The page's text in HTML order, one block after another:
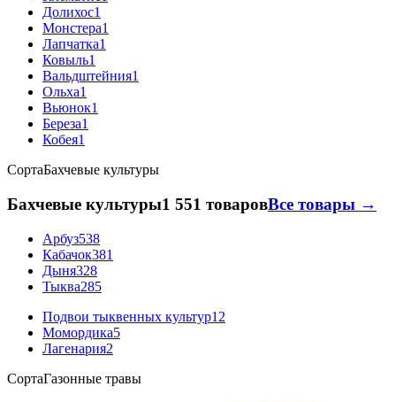
Долихос1
Монстера1
Лапчатка1
Ковыль1
Вальдштейния1
Ольха1
Вьюнок1
Береза1
Кобея1
СортаБахчевые культуры
Бахчевые культуры1 551 товаровВсе товары →
Арбуз538
Кабачок381
Дыня328
Тыква285
Подвои тыквенных культур12
Момордика5
Лагенария2
СортаГазонные травы